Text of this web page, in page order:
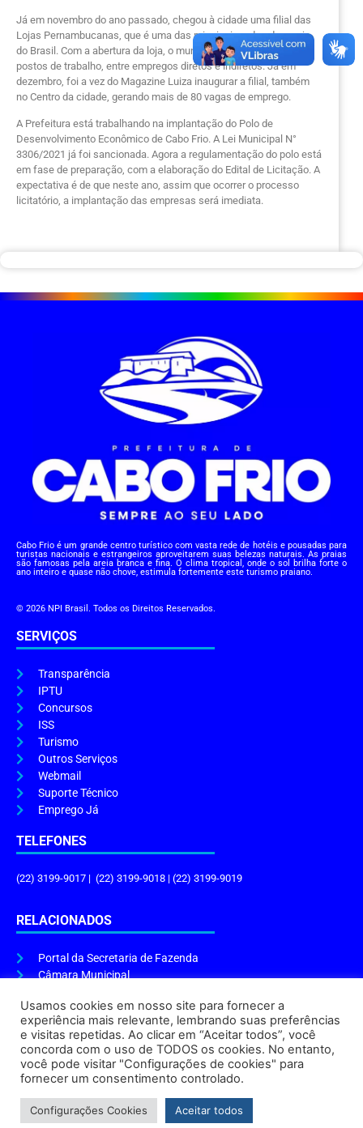
Já em novembro do ano passado, chegou à cidade uma filial das
Lojas Pernambucanas, que é uma das principais redes de varejo
do Brasil. Com a abertura da loja, o município gerou 66 novos
postos de trabalho, entre empregos diretos e indiretos. Já em
dezembro, foi a vez do Magazine Luiza inaugurar a filial, também
no Centro da cidade, gerando mais de 80 vagas de emprego.
A Prefeitura está trabalhando na implantação do Polo de
Desenvolvimento Econômico de Cabo Frio. A Lei Municipal N°
3306/2021 já foi sancionada. Agora a regulamentação do polo está
em fase de preparação, com a elaboração do Edital de Licitação. A
expectativa é de que neste ano, assim que ocorrer o processo
licitatório, a implantação das empresas será imediata.
Cabo Frio é um grande centro turístico com vasta rede de hotéis e pousadas para
turistas nacionais e estrangeiros aproveitarem suas belezas naturais. As praias
são famosas pela areia branca e fina. O clima tropical, onde o sol brilha forte o
ano inteiro e quase não chove, estimula fortemente este turismo praiano.
© 2026 NPI Brasil. Todos os Direitos Reservados.
SERVIÇOS
Transparência
IPTU
Concursos
ISS
Turismo
Outros Serviços
Webmail
Suporte Técnico
Emprego Já
TELEFONES
(22) 3199-9017 | (22) 3199-9018 | (22) 3199-9019
RELACIONADOS
Portal da Secretaria de Fazenda
Câmara Municipal
ENDEREÇO E HORÁRIO
Endereço:Praça Tiradentes, s/n – Centro, Cabo Frio – RJ, 28906-290
Atendimento do Protocolo Geral da Prefeitura:9h às 16h
Horário de Funcionamento:8h às 17h
Usamos cookies em nosso site para fornecer a
experiência mais relevante, lembrando suas preferências
e visitas repetidas. Ao clicar em “Aceitar todos”, você
concorda com o uso de TODOS os cookies. No entanto,
você pode visitar "Configurações de cookies" para
fornecer um consentimento controlado.
Configurações Cookies Aceitar todos